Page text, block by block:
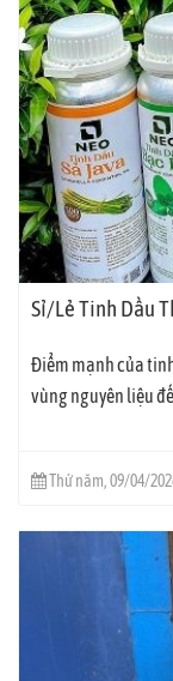
Sỉ/Lẻ Tinh Dầu
Điểm mạnh của
vùng nguyên liệu
Thứ năm, 09/04/